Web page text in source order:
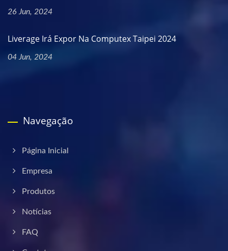
26 Jun, 2024
Liverage Irá Expor Na Computex Taipei 2024
04 Jun, 2024
Navegação
Página Inicial
Empresa
Produtos
Notícias
FAQ